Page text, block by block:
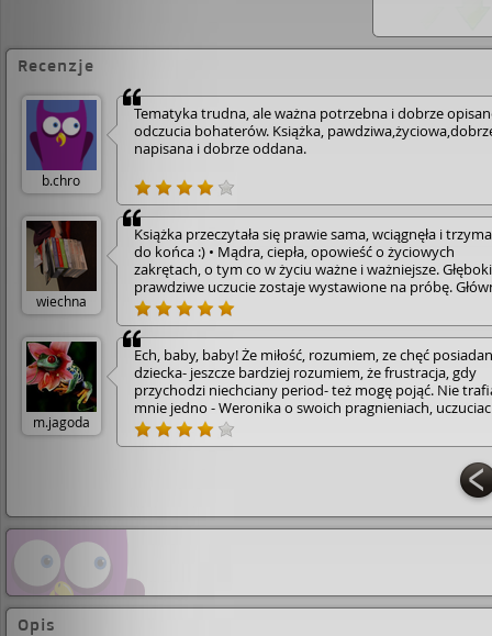
Recenzje
b.chro
Tematyka trudna, ale ważna potrzebna i dobrze
odczucia bohaterów. Książka,
napisana i dobrze oddana.
wiechna
Książka przeczytała się prawie sama, wciągnęła i
do końca :) • Mądra, ciepła, opowieść o życiowych
zakrętach, o tym co w życiu ważne i ważniejsze.
prawdziwe uczucie zostaje wystawione na próbę.
bohaterowie to sympatyczni, młodzi ludzie, którym
przyszło zmierzyć się z bezpłodnością. Czy wyjdą z tego
obronną ręką? • Warto czasami wyhamować i
się nad tym jak się zachowujemy :)
m.jagoda
Ech, baby, baby! Że miłość, rozumiem, ze chęć
dziecka- jeszcze bardziej rozumiem, że frustracja, gdy
przychodzi niechciany period- też mogę pojąć. Nie
mnie jedno - Weronika o swoich pragnieniach,
lękach potrafi rozmawiać z przyjaciółkami, obcym
rodzicami... Nie potrafi otworzyć się tylko przed
mężem. Dla mnie to niepojęte... Dla niego jest jedna
reproduktora. Nieludzkie. Ech, czegoś tu nie rozumiem.
Opis